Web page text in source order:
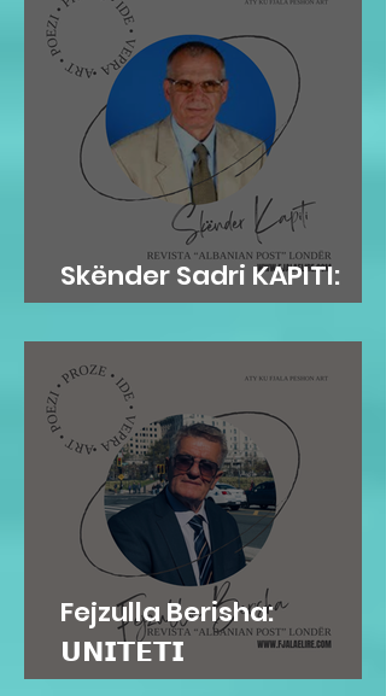
Skënder Sadri KAPITI:
Adem Jashari dhe...
Fejzulla Berisha:
𝗨𝗡𝗜𝗧𝗘𝗧𝗜